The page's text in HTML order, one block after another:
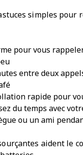
simples pour
pour vous
entre deux
rapide pour
du temps avec
ou un ami
aident le